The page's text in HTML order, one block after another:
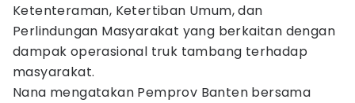
Ketenteraman, Ketertiban Umum, dan
Perlindungan Masyarakat yang berkaitan dengan
dampak operasional truk tambang terhadap
masyarakat.
Nana mengatakan Pemprov Banten bersama